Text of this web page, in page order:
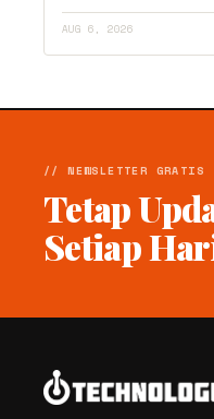
AUG 6, 2026
// NEWSLETTER GRATIS
Tetap
Setiap